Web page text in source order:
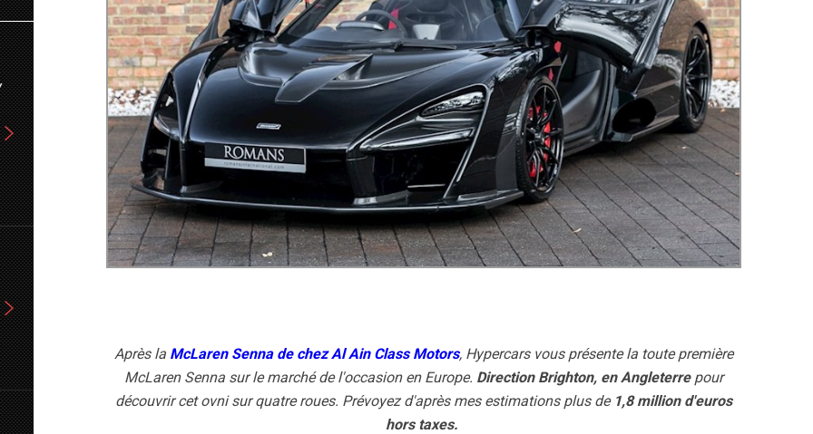
Après la McLaren Senna de chez Al Ain Class Motors, Hypercars vous présente la toute première
McLaren Senna sur le marché de l'occasion en Europe. Direction Brighton, en Angleterrepour
découvrir cet ovni sur quatre roues. Prévoyez d'après mes estimations plus de 1,8 million d'euros
hors taxes.